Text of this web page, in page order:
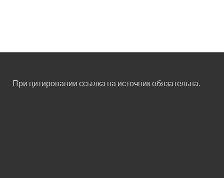
При цитировании ссылка на источник обязательна.